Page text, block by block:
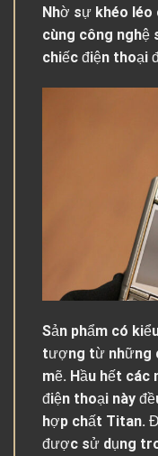
Nhờ sự khéo
cùng công nghệ
chiếc điện thoại
Sản phẩm có
tượng từ những
mẽ. Hầu hết các
điện thoại này
hợp chất Titan.
được sử dụng